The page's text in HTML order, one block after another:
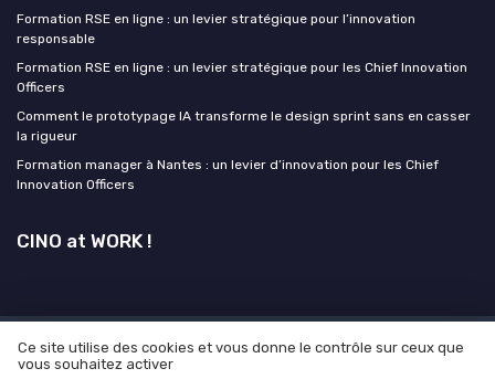
Formation RSE en ligne : un levier stratégique pour l’innovation
responsable
Formation RSE en ligne : un levier stratégique pour les Chief Innovation
Officers
Comment le prototypage IA transforme le design sprint sans en casser
la rigueur
Formation manager à Nantes : un levier d’innovation pour les Chief
Innovation Officers
CINO at WORK !
Mentions légales Politique de confidentialité
Grande
enquête 2025 sur l 'IA et les directions de l'innovation
Ce site utilise des cookies et vous donne le contrôle sur ceux que
vous souhaitez activer